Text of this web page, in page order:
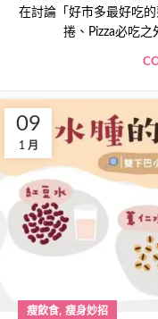
在討論「好市多最好吃
捲、Pizza必吃
09
1 月
瘦飲食, 瘦身妙招